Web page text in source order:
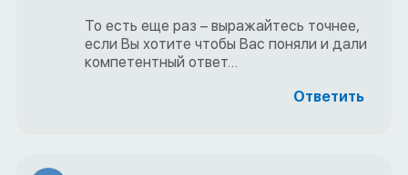
То есть еще раз – выражайтесь точнее,
если Вы хотите чтобы Вас поняли и дали
компетентный ответ…
Ответить